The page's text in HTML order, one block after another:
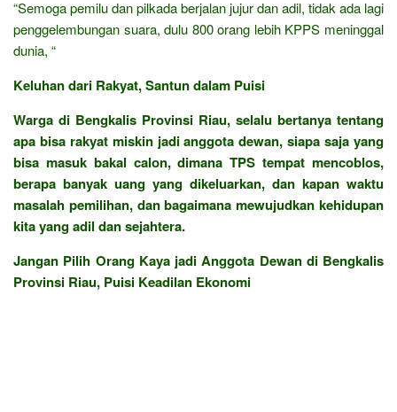
“Semoga pemilu dan pilkada berjalan jujur dan adil, tidak ada lagi
penggelembungan suara, dulu 800 orang lebih KPPS meninggal
dunia, “
Keluhan dari Rakyat, Santun dalam Puisi
Warga di Bengkalis Provinsi Riau, selalu bertanya tentang
apa bisa rakyat miskin jadi anggota dewan, siapa saja yang
bisa masuk bakal calon, dimana TPS tempat mencoblos,
berapa banyak uang yang dikeluarkan, dan kapan waktu
masalah pemilihan, dan bagaimana mewujudkan kehidupan
kita yang adil dan sejahtera.
Jangan Pilih Orang Kaya jadi Anggota Dewan di Bengkalis
Provinsi Riau, Puisi Keadilan Ekonomi